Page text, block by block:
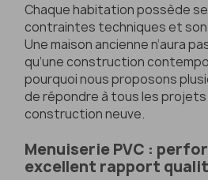
Chaque habitation possède
contraintes techniques et
Une maison ancienne n’aura
qu’une construction
pourquoi nous proposons
de répondre à tous les
construction neuve.
Menuiserie PVC :
excellent rapport